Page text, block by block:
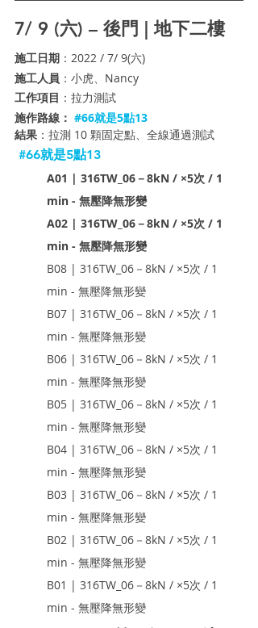
7/ 9 (六) – 後門 | 地下二樓
施工日期 ：2022 / 7/ 9(六)
施工人員 ：小虎、Nancy
工作項目 ：拉力測試
施作路線： #66就是5點13
結果 ：拉測 10 顆固定點、全線通過測試
#66就是5點13
A01 | 316TW_06－8kN / ×5次 / 1
min - 無壓降無形變
A02 | 316TW_06－8kN / ×5次 / 1
min - 無壓降無形變
B08 | 316TW_06－8kN / ×5次 / 1
min - 無壓降無形變
B07 | 316TW_06－8kN / ×5次 / 1
min - 無壓降無形變
B06 | 316TW_06－8kN / ×5次 / 1
min - 無壓降無形變
B05 | 316TW_06－8kN / ×5次 / 1
min - 無壓降無形變
B04 | 316TW_06－8kN / ×5次 / 1
min - 無壓降無形變
B03 | 316TW_06－8kN / ×5次 / 1
min - 無壓降無形變
B02 | 316TW_06－8kN / ×5次 / 1
min - 無壓降無形變
B01 | 316TW_06－8kN / ×5次 / 1
min - 無壓降無形變